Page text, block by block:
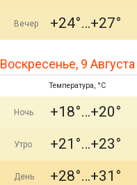
Вечер +24° +27°
Воскресенье, 9 Августа
Температура, °C
Ночь +18° +20°
Утро +21° +23°
День +28° +31°